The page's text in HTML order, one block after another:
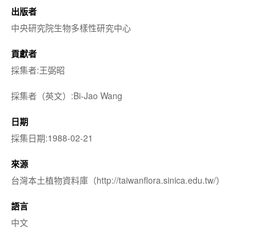
出版者
中央研究院生物多樣性研究中心
貢獻者
採集者:王弼昭
採集者（英文）:Bi-Jao Wang
日期
採集日期:1988-02-21
來源
台灣本土植物資料庫（http://taiwanflora.sinica.edu.tw/）
語言
中文